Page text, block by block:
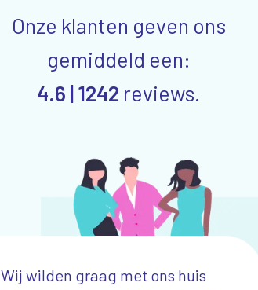
Onze klanten geven ons
gemiddeld een:
4.6 |1242 reviews.
Wij wilden graag met ons huis